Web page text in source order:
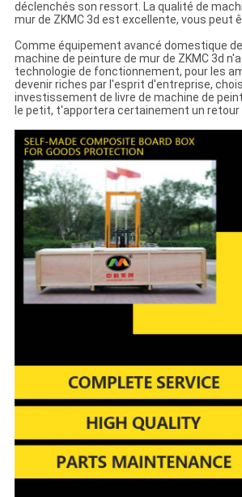
déclenchés son ressort. La qualité de
mur de ZKMC 3d est excellente, vous peut
Comme équipement avancé domestique
machine de peinture de mur de ZKMC 3d
technologie de fonctionnement, pour les
devenir riches par l'esprit d'entreprise,
investissement de livre de machine de
le petit, t'apportera certainement un retour